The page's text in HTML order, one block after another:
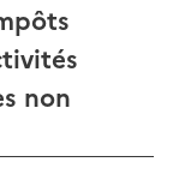
non